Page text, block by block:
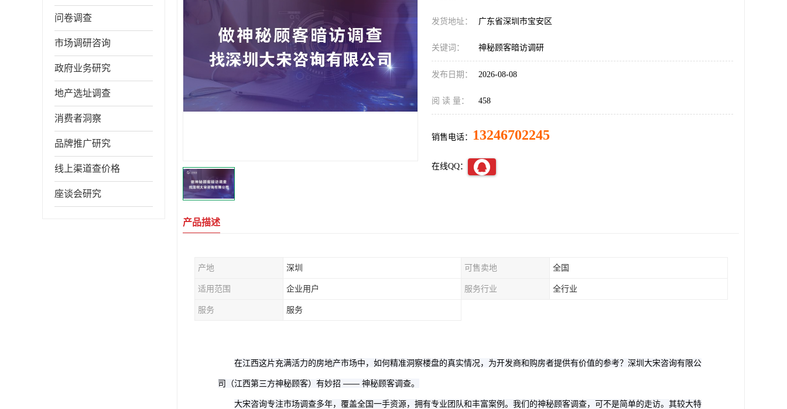
问卷调查
市场调研咨询
政府业务研究
地产选址调查
消费者洞察
品牌推广研究
线上渠道查价格
座谈会研究
发货地址： 广东省深圳市宝安区
关键词： 神秘顾客暗访调研
发布日期： 2026-08-08
阅 读 量： 458
销售电话： 13246702245
在线QQ：
产品描述
产地 深圳 可售卖地 全国
适用范围 企业用户 服务行业 全行业
服务 服务
在江西这片充满活力的房地产市场中，如何精准洞察楼盘的真实情况，为开发商和购房者提供有价值的参考？深圳大宋咨询有限公
司 （江西第三方神秘顾客） 有妙招 —— 神秘顾客调查。
大宋咨询专注市场调查多年，覆盖全国一手资源，拥有专业团队和丰富案例。我们的神秘顾客调查，可不是简单的走访。其较大特